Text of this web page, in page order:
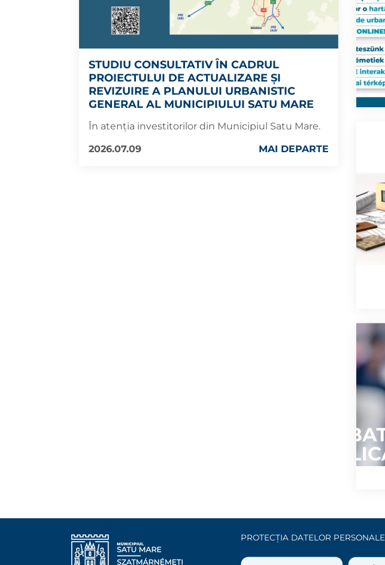
STUDIU CONSULTATIV ÎN CADRUL
PROIECTULUI DE ACTUALIZARE ȘI
REVIZUIRE A PLANULUI URBANISTIC
GENERAL AL MUNICIPIULUI SATU MARE
În atenția investitorilor din Municipiul Satu Mare.
2026.07.09
MAI DEPARTE
PROTECȚIA DATELOR PERSONALE